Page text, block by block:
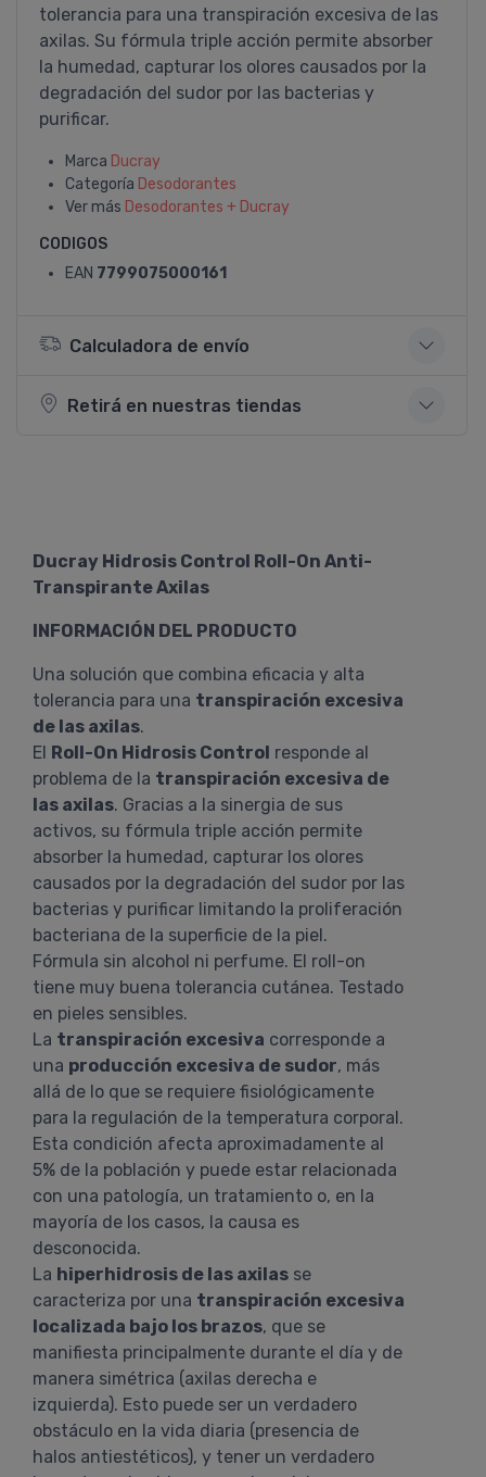
tolerancia para una transpiración excesiva de las
axilas. Su fórmula triple acción permite absorber
la humedad, capturar los olores causados por la
degradación del sudor por las bacterias y
purificar.
Marca Ducray
Categoría Desodorantes
Ver más Desodorantes + Ducray
CODIGOS
EAN 7799075000161
Calculadora de envío
Retirá en nuestras tiendas
Ducray Hidrosis Control Roll-On Anti-
Transpirante Axilas
INFORMACIÓN DEL PRODUCTO
Una solución que combina eficacia y alta
tolerancia para una transpiración excesiva
de las axilas.
El Roll-On Hidrosis Control responde al
problema de la transpiración excesiva de
las axilas. Gracias a la sinergia de sus
activos, su fórmula triple acción permite
absorber la humedad, capturar los olores
causados por la degradación del sudor por las
bacterias y purificar limitando la proliferación
bacteriana de la superficie de la piel.
Fórmula sin alcohol ni perfume. El roll-on
tiene muy buena tolerancia cutánea. Testado
en pieles sensibles.
La transpiración excesiva corresponde a
una producción excesiva de sudor, más
allá de lo que se requiere fisiológicamente
para la regulación de la temperatura corporal.
Esta condición afecta aproximadamente al
5% de la población y puede estar relacionada
con una patología, un tratamiento o, en la
mayoría de los casos, la causa es
desconocida.
La hiperhidrosis de las axilas se
caracteriza por una transpiración excesiva
localizada bajo los brazos, que se
manifiesta principalmente durante el día y de
manera simétrica (axilas derecha e
izquierda). Esto puede ser un verdadero
obstáculo en la vida diaria (presencia de
halos antiestéticos), y tener un verdadero